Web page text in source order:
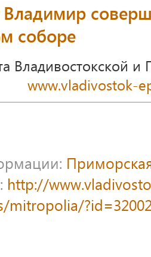
соборе
Владивостокской
www.vladivostok-
http://
mitropolia/